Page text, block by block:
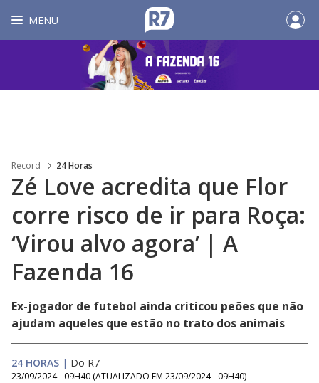
MENU
Record 24 Horas
Zé Love acredita que Flor
corre risco de ir para Roça:
‘Virou alvo agora’ | A
Fazenda 16
Ex-jogador de futebol ainda criticou peões que não
ajudam aqueles que estão no trato dos animais
24 HORAS | Do R7
23/09/2024 - 09H40 (ATUALIZADO EM 23/09/2024 - 09H40)